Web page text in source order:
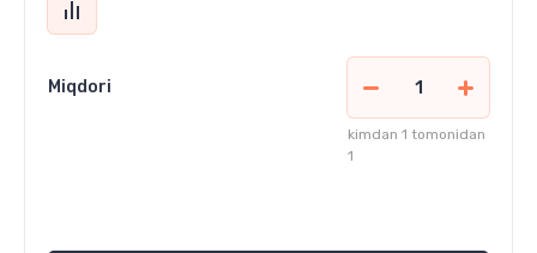
Miqdori
kimdan 1 tomonidan
1